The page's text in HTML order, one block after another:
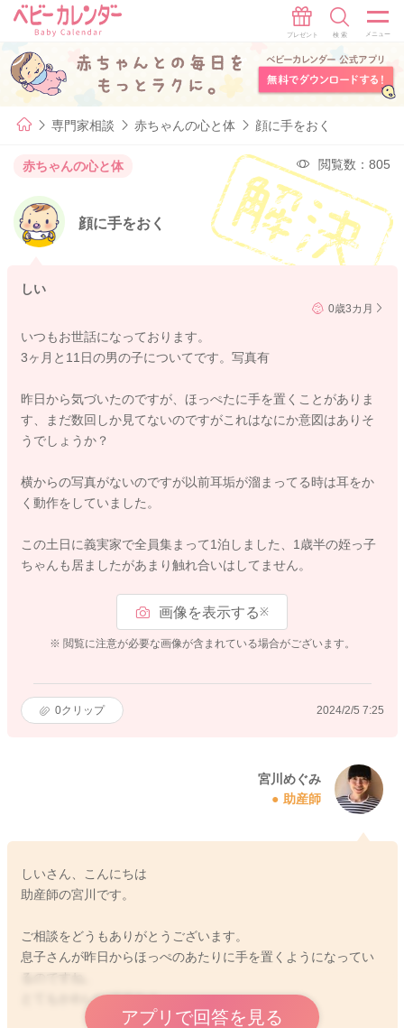
専門家相談 赤ちゃんの心と体 顔に手をおく
赤ちゃんの心と体 閲覧数：805
顔に手をおく
しい
0歳3カ月
いつもお世話になっております。
3ヶ月と11日の男の子についてです。写真有
昨日から気づいたのですが、ほっぺたに手を置くことがありま
す、まだ数回しか見てないのですがこれはなにか意図はありそ
うでしょうか？
横からの写真がないのですが以前耳垢が溜まってる時は耳をか
く動作をしていました。
この土日に義実家で全員集まって1泊しました、1歳半の姪っ子
ちゃんも居ましたがあまり触れ合いはしてません。
画像を表示する※
※ 閲覧に注意が必要な画像が含まれている場合がございます。
0クリップ 2024/2/5 7:25
宮川めぐみ
助産師
しいさん、こんにちは
助産師の宮川です。
ご相談をどうもありがとうございます。
息子さんが昨日からほっぺのあたりに手を置くようになってい
るのですね。
とてもかわいいですね☺︎
アプリで回答を見る